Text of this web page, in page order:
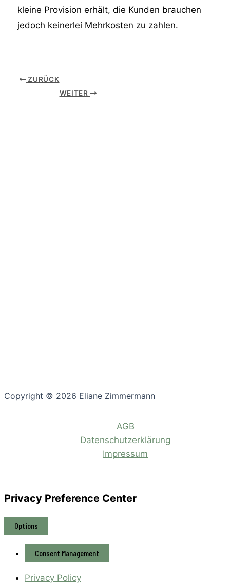
kleine Provision erhält, die Kunden brauchen
jedoch keinerlei Mehrkosten zu zahlen.
ZURÜCK
WEITER
Copyright © 2026 Eliane Zimmermann
AGB
Datenschutzerklärung
Impressum
Privacy Preference Center
Options
Consent Management
Privacy Policy